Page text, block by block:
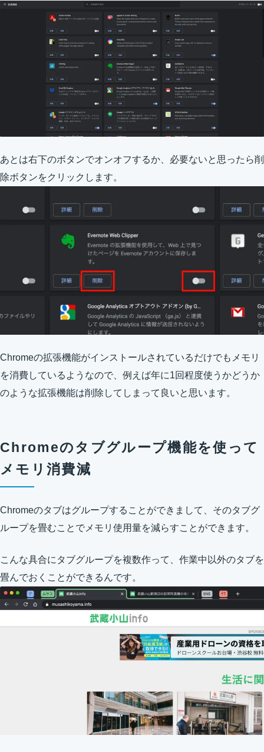
あとは右下のボタンでオンオフするか、必要ないと思ったら削
除ボタンをクリックします。
Chromeの拡張機能がインストールされているだけでもメモリ
を消費しているようなので、例えば年に1回程度使うかどうか
のような拡張機能は削除してしまって良いと思います。
Chromeのタブグループ機能を使って
メモリ消費減
Chromeのタブはグループすることができまして、そのタブグ
ループを畳むことでメモリ使用量を減らすことができます。
こんな具合にタブグループを複数作って、作業中以外のタブを
畳んでおくことができるんです。